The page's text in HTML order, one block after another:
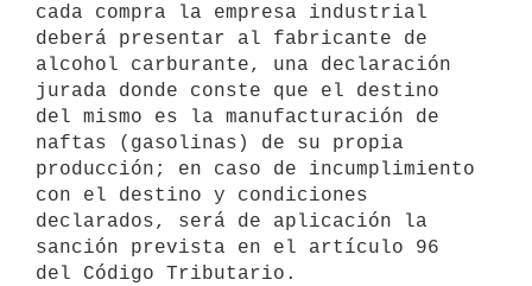
cada compra la empresa industrial
deberá presentar al fabricante de
alcohol carburante, una declaración
jurada donde conste que el destino
del mismo es la manufacturación de
naftas (gasolinas) de su propia
producción; en caso de incumplimiento
con el destino y condiciones
declarados, será de aplicación la
sanción prevista en el artículo 96
del Código Tributario.